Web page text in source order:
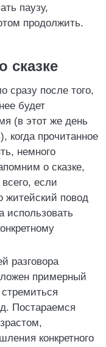
паузу,
продолжить.
сказке
сразу после того,
будет
(в этот же день
прочитанное
немного
о сказке,
если
житейский повод
использовать
разговора
примерный
Постараемся
конкретного